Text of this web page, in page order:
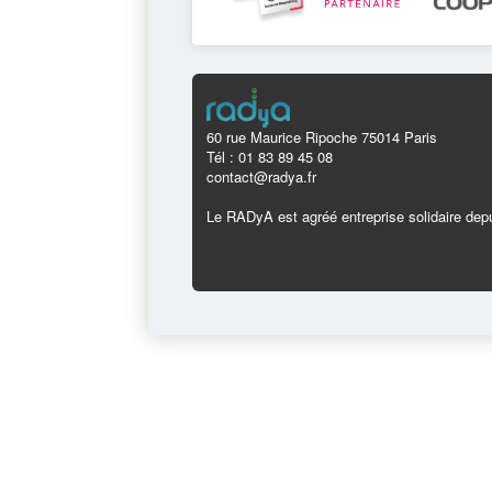
60 rue Maurice Ripoche 75014 Paris
Tél : 01 83 89 45 08
contact@radya.fr
Le RADyA est agréé entreprise solidaire